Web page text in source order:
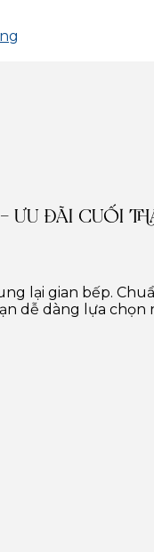
ƯU ĐÃI CUỐI
lại gian bếp.
dễ dàng lựa